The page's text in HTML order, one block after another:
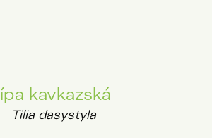
kavkazská
Tilia dasystyla